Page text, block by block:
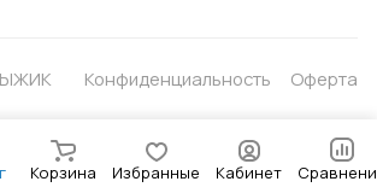
Корзина Избранные Кабинет
Конфиденциальность Оферта